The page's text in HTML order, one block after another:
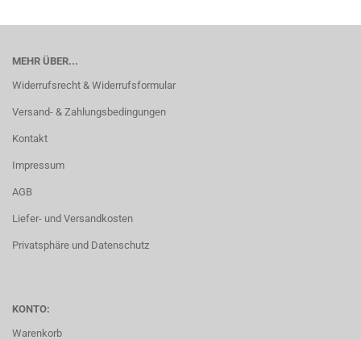
MEHR ÜBER...
Widerrufsrecht & Widerrufsformular
Versand- & Zahlungsbedingungen
Kontakt
Impressum
AGB
Liefer- und Versandkosten
Privatsphäre und Datenschutz
KONTO:
Warenkorb